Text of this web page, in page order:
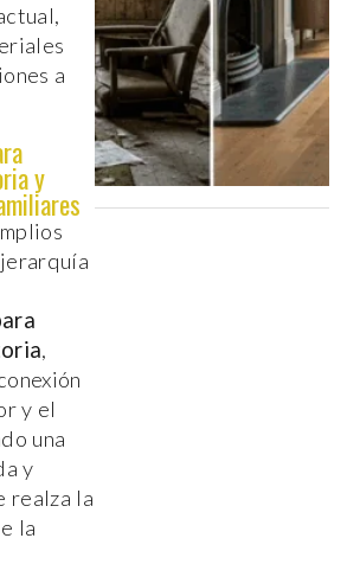
a
y
,
y el
una
y
realza la
la